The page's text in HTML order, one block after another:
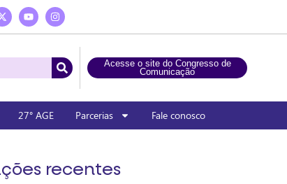
Acesse o site do Congresso de
Comunicação
27° AGE Parcerias Fale conosco
recentes